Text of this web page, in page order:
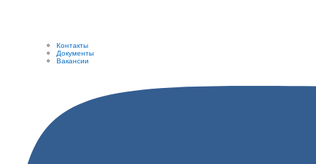
Контакты
Документы
Вакансии